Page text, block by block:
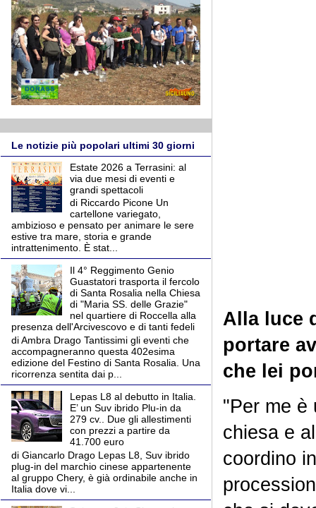
Alla luce
portare
che lei
"Per me è
chiesa e
coordino
Le notizie più popolari ultimi 30 giorni
Estate 2026 a Terrasini: al
via due mesi di eventi e
grandi spettacoli
di Riccardo Picone Un
cartellone variegato,
ambizioso e pensato per animare le sere
estive tra mare, storia e grande
intrattenimento. È stat...
Il 4° Reggimento Genio
Guastatori trasporta il fercolo
di Santa Rosalia nella Chiesa
di "Maria SS. delle Grazie"
nel quartiere di Roccella alla
presenza dell'Arcivescovo e di tanti fedeli
di Ambra Drago Tantissimi gli eventi che
accompagneranno questa 402esima
edizione del Festino di Santa Rosalia. Una
ricorrenza sentita dai p...
Lepas L8 al debutto in Italia.
E’ un Suv ibrido Plu-in da
279 cv.. Due gli allestimenti
con prezzi a partire da
41.700 euro
di Giancarlo Drago Lepas L8, Suv ibrido
plug-in del marchio cinese appartenente
al gruppo Chery, è già ordinabile anche in
Italia dove vi...